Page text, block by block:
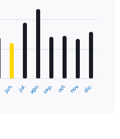
jun. jul. ago. sep. oct. nov. dic.